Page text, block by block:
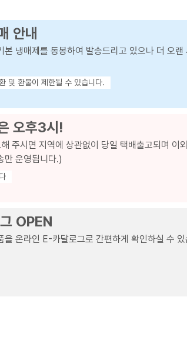
안내
본 냉매제를 동봉하여 발송드리고 있으나 더 오
및 환불이 제한될 수 있습니다.
오후3시!
주시면 지역에 상관없이 당일 택배출고되며
만 운영됩니다.)
OPEN
을 온라인 E-카달로그로 간편하게 확인하실 수 있